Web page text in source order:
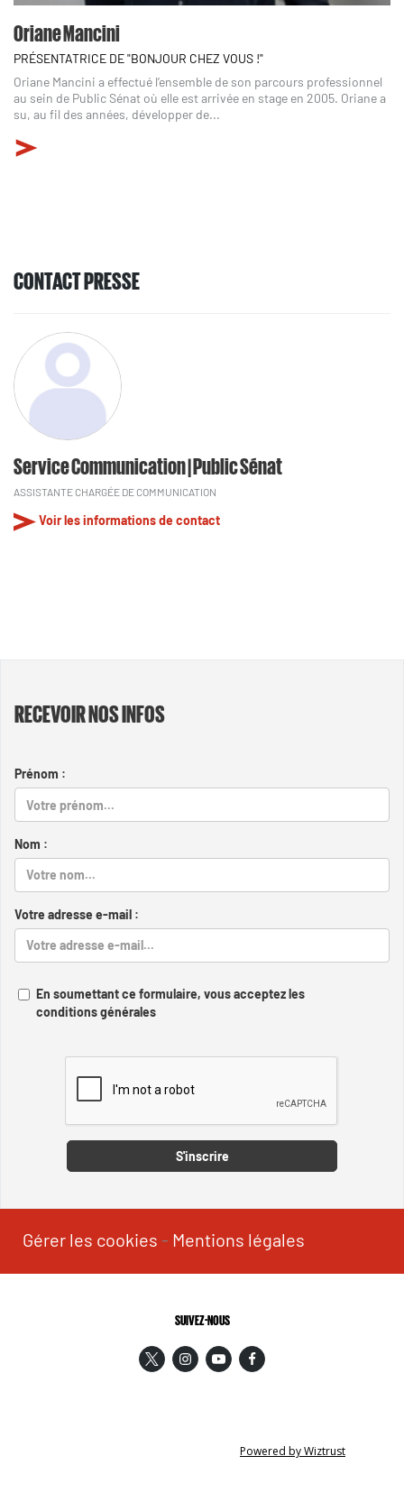
Oriane Mancini
PRÉSENTATRICE DE "BONJOUR CHEZ VOUS !"
Oriane Mancini a effectué l’ensemble de son parcours professionnel
au sein de Public Sénat où elle est arrivée en stage en 2005. Oriane a
su, au fil des années, développer de...
CONTACT PRESSE
Service Communication | Public Sénat
ASSISTANTE CHARGÉE DE COMMUNICATION
Voir les informations de contact
RECEVOIR NOS INFOS
Prénom :
Nom :
Votre adresse e-mail :
En soumettant ce formulaire, vous acceptez les
conditions générales
S'inscrire
Gérer les cookies - Mentions légales
SUIVEZ-NOUS
Powered by Wiztrust